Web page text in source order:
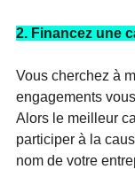
2. Financez une
Vous cherchez à
engagements
Alors le meilleur
participer à la
nom de votre